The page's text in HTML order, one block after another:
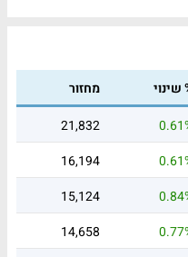
שינוי
מחזור
21,832
16,194
15,124
14,658